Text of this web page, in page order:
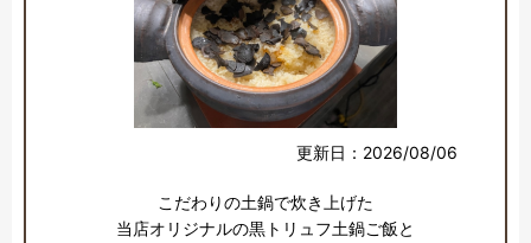
更新日：2026/08/06
こだわりの土鍋で炊き上げた
当店オリジナルの黒トリュフ土鍋ご飯と